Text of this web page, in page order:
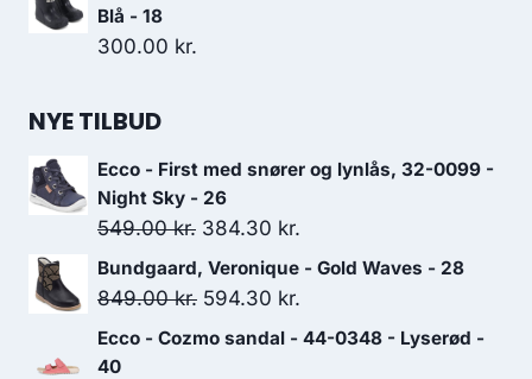
Blå - 18
300.00 kr.
NYE TILBUD
Ecco - First med snører og lynlås, 32-0099 -
Night Sky - 26
549.00kr. Den
oprindelige
pris
384.30 kr.
aktuelle
Bundgaard, Veronique - Gold Waves - 28
849.00kr. Den
oprindelige
594.30 kr.
aktuelle
Ecco - Cozmo sandal - 44-0348 - Lyserød -
40